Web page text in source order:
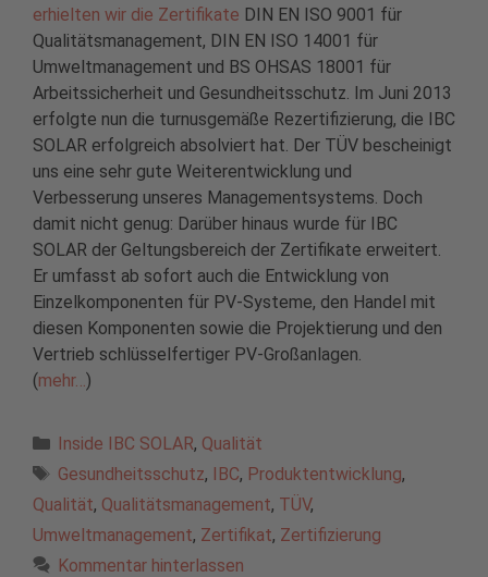
erhielten wir die Zertifikate DIN EN ISO 9001 für
Qualitätsmanagement, DIN EN ISO 14001 für
Umweltmanagement und BS OHSAS 18001 für
Arbeitssicherheit und Gesundheitsschutz. Im Juni 2013
erfolgte nun die turnusgemäße Rezertifizierung, die IBC
SOLAR erfolgreich absolviert hat. Der TÜV bescheinigt
uns eine sehr gute Weiterentwicklung und
Verbesserung unseres Managementsystems. Doch
damit nicht genug: Darüber hinaus wurde für IBC
SOLAR der Geltungsbereich der Zertifikate erweitert.
Er umfasst ab sofort auch die Entwicklung von
Einzelkomponenten für PV-Systeme, den Handel mit
diesen Komponenten sowie die Projektierung und den
Vertrieb schlüsselfertiger PV-Großanlagen.
(mehr…)
Kategorien
Inside IBC SOLAR, Qualität
Schlagwörter
Gesundheitsschutz, IBC, Produktentwicklung,
Qualität, Qualitätsmanagement, TÜV,
Umweltmanagement, Zertifikat, Zertifizierung
Kommentar hinterlassen